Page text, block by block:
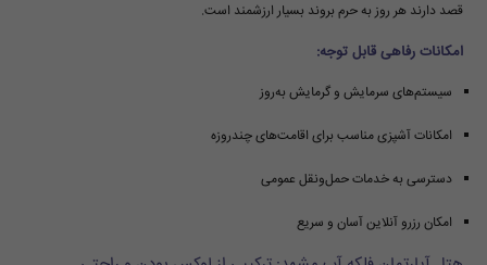
قصد دارند هر روز به حرم بروند بسیار ارزشمند است.
امکانات رفاهی قابل توجه:
سیستم‌های سرمایش و گرمایش به‌روز
امکانات آشپزی مناسب برای اقامت‌های چندروزه
دسترسی به خدمات حمل‌ونقل عمومی
امکان رزرو آنلاین آسان و سریع